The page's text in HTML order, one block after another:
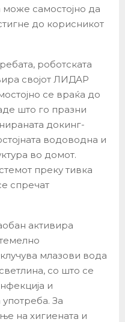
може самостојно да
до корисникот
роботската
својот ЛИДАР
се враќа до
што го празни
докинг-
водоводна и
во домот.
преку тивка
спречат
активира
млазови вода
со што се
и
За
на хигиената и